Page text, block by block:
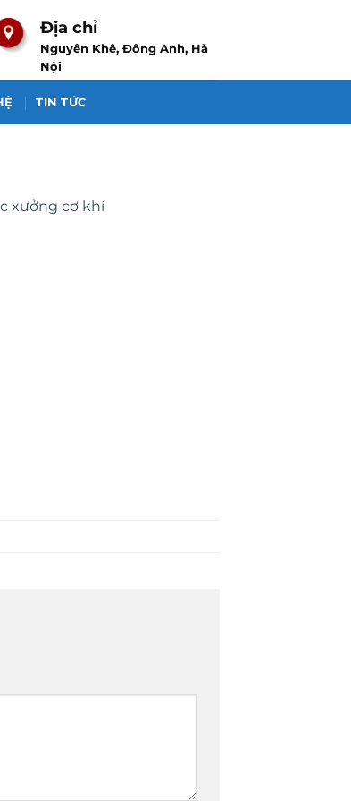
Địa chỉ
Nguyên Khê, Đông Anh, Hà
Nội
TIN TỨC
xưởng cơ khí